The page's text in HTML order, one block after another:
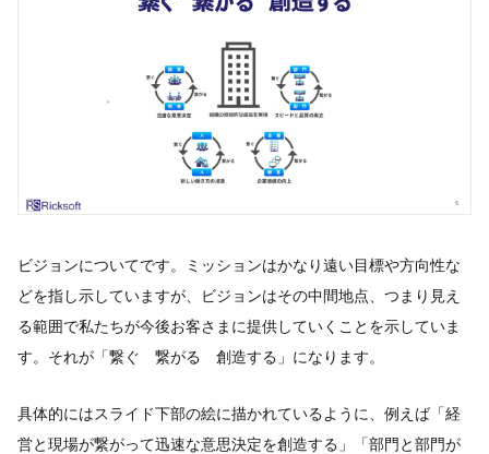
ビジョンについてです。ミッションはかなり遠い目標や方向性な
どを指し示していますが、ビジョンはその中間地点、つまり見え
る範囲で私たちが今後お客さまに提供していくことを示していま
す。それが「繋ぐ 繋がる 創造する」になります。
具体的にはスライド下部の絵に描かれているように、例えば「経
営と現場が繋がって迅速な意思決定を創造する」「部門と部門が